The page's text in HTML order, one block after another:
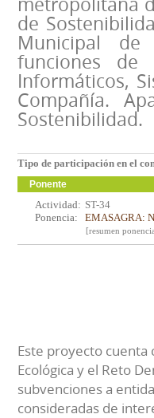
de
Municipal de
funciones de
Informáticos,
Compañía.
Sostenibilidad.
Tipo de participación en el
Ponente
Actividad: ST-34
Ponencia:
EMASAGRA:
[resumen
Este proyecto cuenta
Ecológica y el Reto
subvenciones a
consideradas de